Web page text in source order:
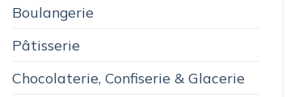
Boulangerie
Pâtisserie
Chocolaterie, Confiserie & Glacerie